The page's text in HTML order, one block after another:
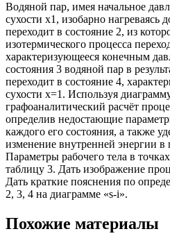
Водяной пар, имея начальное
сухости х1, изобарно нагреваясь
переходит в состояние 2, из
изотермического процесса
характеризующееся конечным
состояния 3 водяной пар в
переходит в состояние 4,
сухости х=1. Используя
графоаналитический расчёт
определив недостающие
каждого его состояния, а также
изменение внутренней энергии в
Параметры рабочего тела в
таблицу 3. Дать изображение
Дать краткие пояснения по
2, 3, 4 на диаграмме «s-i».
Похожие материалы